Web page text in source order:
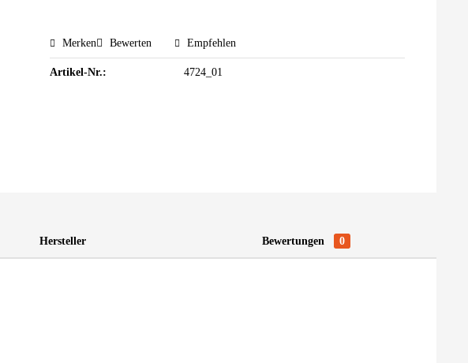
Merken Bewerten Empfehlen
Artikel-Nr.: 4724_01
Hersteller Bewertungen 0